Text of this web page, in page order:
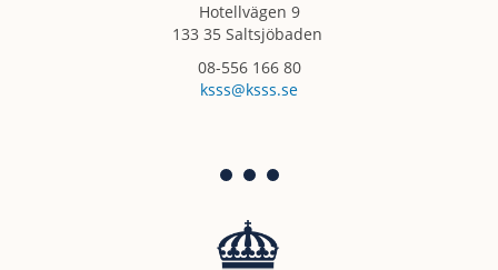
Hotellvägen 9
133 35 Saltsjöbaden
08-556 166 80
ksss@ksss.se